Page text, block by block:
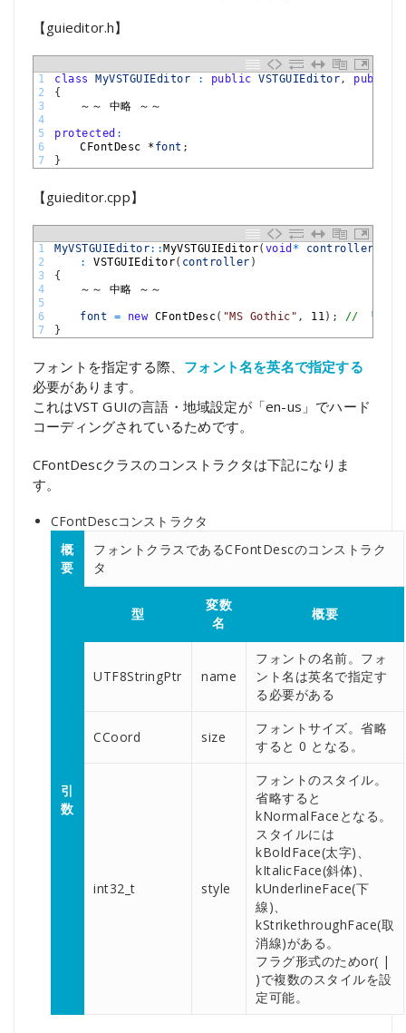
【guieditor.h】
1
2
3
4
5
6
7
class MyVSTGUIEditor : public VSTGUIEditor, public
{
～～
中略 ～～
protected :
CFontDesc * font ;
}
【guieditor.cpp】
1
2
3
4
5
6
7
MyVSTGUIEditor:: MyVSTGUIEditor( void * controller
:
VSTGUIEditor( controller )
{
～～
中略 ～～
font = new CFontDesc( "MS Gothic" , 11) ;
// 「ＭＳ
}
フォントを指定する際、 フォント名を英名で指定する
必要があります。
これはVST GUIの言語・地域設定が「en-us」でハード
コーディングされているためです。
CFontDescクラスのコンストラクタは下記になりま
す。
CFontDescコンストラクタ
概
要
フォントクラスであるCFontDescのコンストラク
タ
引
数
型
変数
名
概要
UTF8StringPtr name
フォントの名前。フォ
ント名は英名で指定す
る必要がある
CCoord size
フォントサイズ。省略
すると 0 となる。
int32_t style
フォントのスタイル。
省略すると
kNormalFaceとなる。
スタイルには
kBoldFace(太字)、
kItalicFace(斜体)、
kUnderlineFace(下
線)、
kStrikethroughFace(取
消線)がある。
フラグ形式のためor( |
)で複数のスタイルを設
定可能。